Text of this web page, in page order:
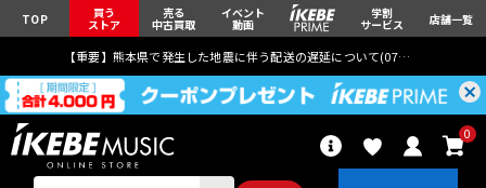
TOP 買う
ストア
売る
中古買取
イベント
動画
学割
サービス 店舗一覧
【重要】熊本県で発生した地震に伴う配送の遅延について(07月29日
0